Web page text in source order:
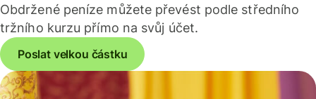
Obdržené peníze můžete převést podle středního
tržního kurzu přímo na svůj účet.
Poslat velkou částku